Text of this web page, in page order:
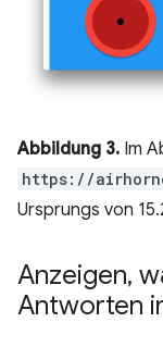
Abbildung 3. Im
https://
Ursprungs von
Anzeigen,
Antworten